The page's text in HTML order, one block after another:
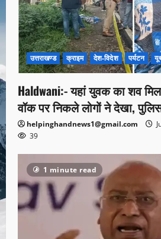
उत्तराखण्ड क्राइम देश-विदेश पर्यटन
Haldwani:- यहां युवक का शव
वॉक पर निकले लोगों ने देखा,
helpinghandnews1@gmail.com
39
1 minute read